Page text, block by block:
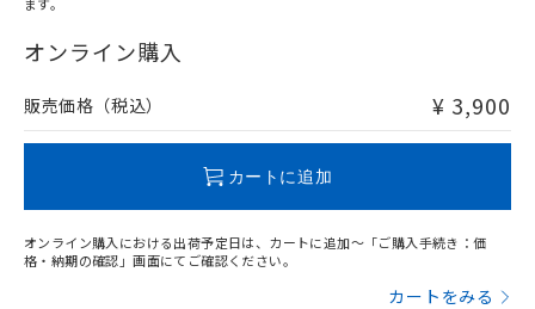
在庫等で未対応品が混在する可能性があります。
問い合わせください。
オンライン購入
販売価格（税込） ¥ 3,900
カートに追加
オンライン購入における出荷予定日は、カートに追加～「ご購入手続き：価
格・納期の確認」画面にてご確認ください。
カートをみる